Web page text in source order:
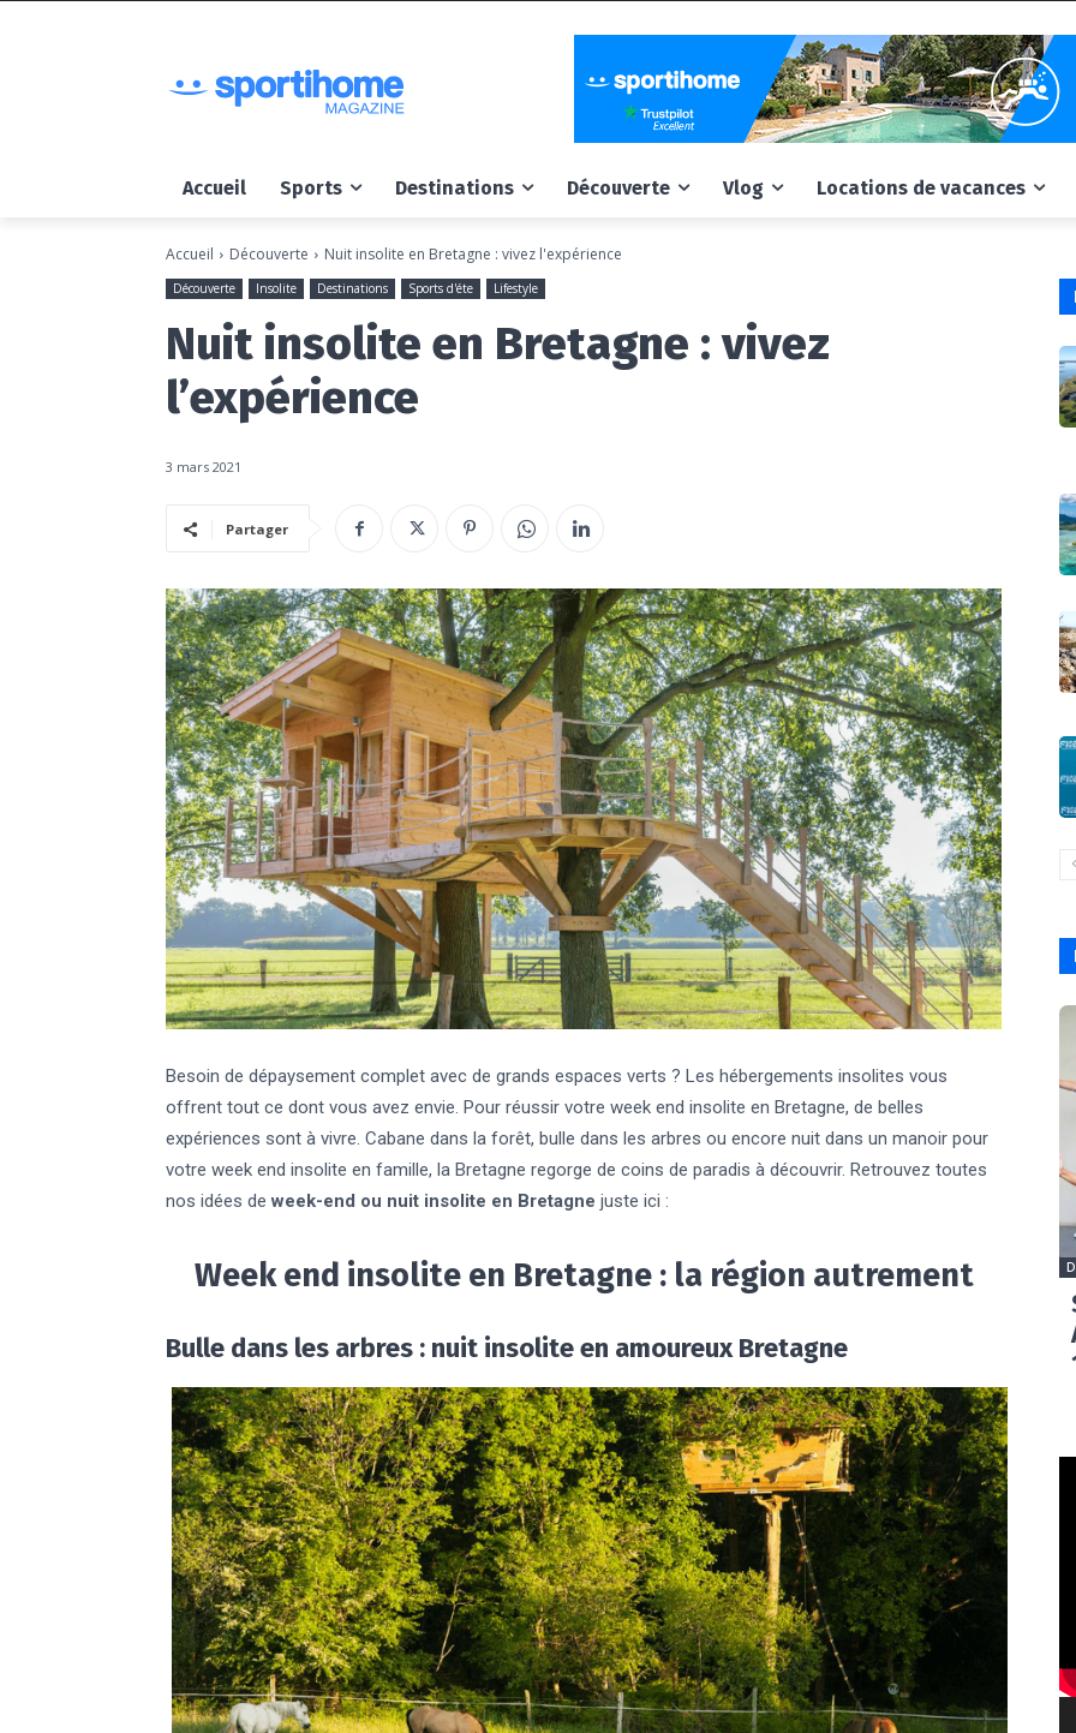
Accueil Sports Destinations Découverte Vlog Locations de vacances
Accueil Découverte Nuit insolite en Bretagne : vivez l'expérience
Découverte Insolite Destinations Sports d'éte Lifestyle
Nuit insolite en Bretagne : vivez
l’expérience
3 mars 2021
Partager
Besoin de dépaysement complet avec de grands espaces verts ? Les hébergements insolites vous
offrent tout ce dont vous avez envie. Pour réussir votre week end insolite en Bretagne, de belles
expériences sont à vivre. Cabane dans la forêt, bulle dans les arbres ou encore nuit dans un manoir pour
votre week end insolite en famille, la Bretagne regorge de coins de paradis à découvrir. Retrouvez toutes
nos idées deweek-end ou nuit insolite en Bretagne juste ici :
Week end insolite en Bretagne : la région autrement
Bulle dans les arbres : nuit insolite en amoureux Bretagne